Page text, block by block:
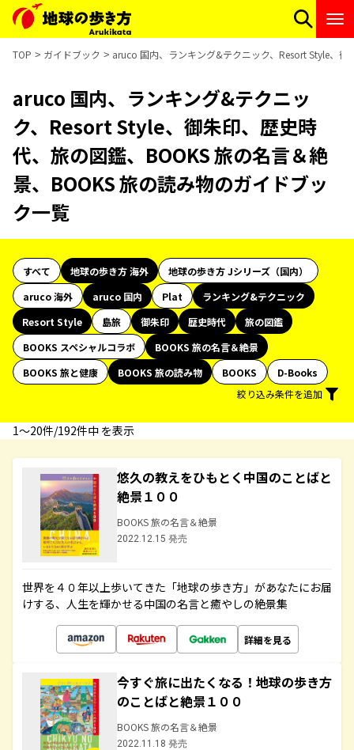
TOP ガイドブック aruco 国内、ランキング&テクニック、Resort Style、
aruco 国内、ランキング&テクニッ
ク、Resort Style、御朱印、歴史時
代、旅の図鑑、BOOKS 旅の名言＆絶
景、BOOKS 旅の読み物のガイドブッ
ク一覧
すべて 地球の歩き方 海外
地球の歩き方 Jシリーズ（国内）
aruco 海外
aruco 国内 Plat
ランキング&テクニック
Resort Style
島旅 御朱印 歴史時代
旅の図鑑
BOOKS スペシャルコラボ
BOOKS 旅の名言＆絶景
BOOKS 旅と健康
BOOKS 旅の読み物 BOOKS
D-Books
絞り込み条件を追加
1〜20件/192件中 を表示
悠久の教えをひもとく中国のことばと
絶景１００
BOOKS 旅の名言＆絶景
2022.12.15 発売
世界を４０年以上歩いてきた「地球の歩き方」があなたにお届
けする、人生を輝かせる中国の名言と癒やしの絶景集
詳細を見る
今すぐ旅に出たくなる！地球の歩き方
のことばと絶景１００
BOOKS 旅の名言＆絶景
2022.11.18 発売